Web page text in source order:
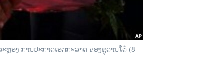
ຫຼອງ ການປະກາດເອກກະລາດ ຂອງຊູດານໃຕ້ (8